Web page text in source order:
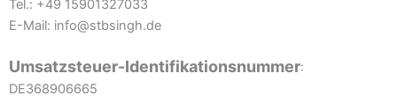
Tel.: +49 15901327033
E-Mail: info@stbsingh.de
Umsatzsteuer-Identifikationsnummer:
DE368906665